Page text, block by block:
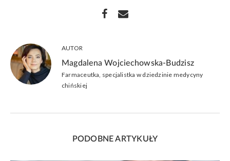
AUTOR
Magdalena Wojciechowska-Budzisz
Farmaceutka, specjalistka w dziedzinie medycyny
chińskiej
PODOBNE ARTYKUŁY